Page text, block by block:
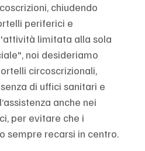
chiudendo
periferici e
limitata alla sola
noi desideriamo
circoscrizionali,
di uffici sanitari e
anche nei
per evitare che i
sempre recarsi in centro.